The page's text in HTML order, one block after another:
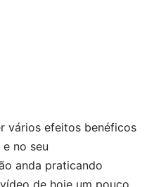
vários efeitos benéficos
e no seu
anda praticando